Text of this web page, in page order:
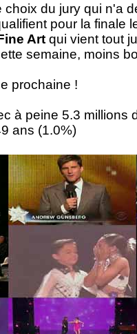
du jury qui n'a
pour la finale
Art qui vient tout
semaine, moins
prochaine !
à peine 5.3 millions
ans (1.0%)